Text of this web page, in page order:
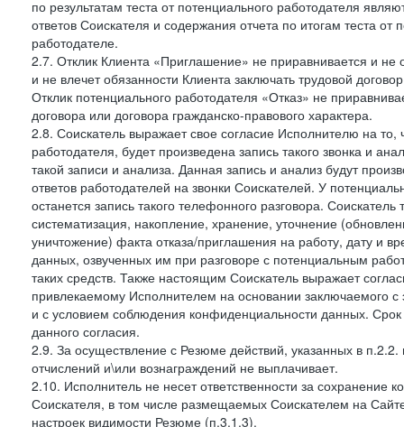
по результатам теста от потенциального работодателя
ответов Соискателя и содержания отчета по итогам теста
работодателе.
2.7. Отклик Клиента «Приглашение» не приравнивается и
и не влечет обязанности Клиента заключать трудовой
Отклик потенциального работодателя «Отказ» не
договора или договора гражданско-правового характера.
2.8. Соискатель выражает свое согласие Исполнителю на
работодателя, будет произведена запись такого звонка и
такой записи и анализа. Данная запись и анализ будут
ответов работодателей на звонки Соискателей. У
останется запись такого телефонного разговора.
систематизация, накопление, хранение, уточнение
уничтожение) факта отказа/приглашения на работу, дату и
данных, озвученных им при разговоре с потенциальным
таких средств. Также настоящим Соискатель выражает
привлекаемому Исполнителем на основании заключаемого
и с условием соблюдения конфиденциальности данных.
данного согласия.
2.9. За осуществление с Резюме действий, указанных в
отчислений и\или вознаграждений не выплачивает.
2.10. Исполнитель не несет ответственности за
Соискателя, в том числе размещаемых Соискателем на
настроек видимости Резюме (п.3.1.3).